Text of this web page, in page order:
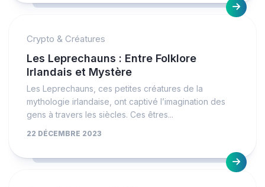
Crypto & Créatures
Les Leprechauns : Entre Folklore
Irlandais et Mystère
Les Leprechauns, ces petites créatures de la
mythologie irlandaise, ont captivé l’imagination des
gens à travers les siècles. Ces êtres...
22 DÉCEMBRE 2023